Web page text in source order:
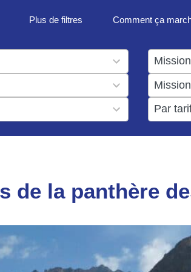
Plus de filtres Comment ça
result
available
result
available
results
available
de la panthère